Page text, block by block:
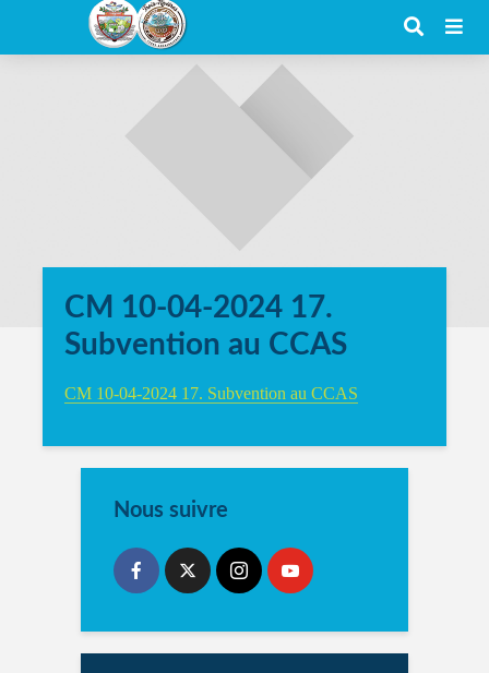
CM 10-04-2024 17.
Subvention au CCAS
CM 10-04-2024 17. Subvention au CCAS
Nous suivre